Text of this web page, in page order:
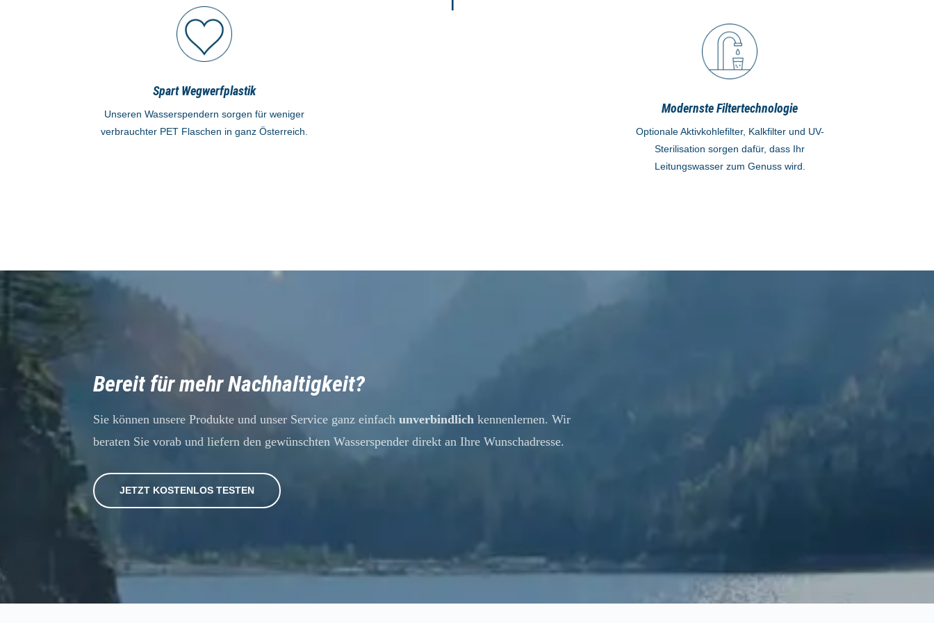
Spart Wegwerfplastik
Unseren Wasserspendern sorgen für weniger
verbrauchter PET Flaschen in ganz Österreich.
Modernste Filtertechnologie
Optionale Aktivkohlefilter, Kalkfilter und UV-
Sterilisation sorgen dafür, dass Ihr
Leitungswasser zum Genuss wird.
Bereit für mehr Nachhaltigkeit?
Sie können unsere Produkte und unser Service ganz einfachunverbindlich kennenlernen. Wir
beraten Sie vorab und liefern den gewünschten Wasserspender direkt an Ihre Wunschadresse.
JETZT KOSTENLOS TESTEN